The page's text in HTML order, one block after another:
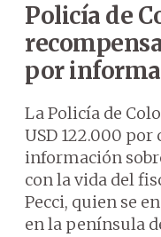
Policía de
por
La Policía de
USD 122.000
información
con la vida del
Pecci, quien se
en la península